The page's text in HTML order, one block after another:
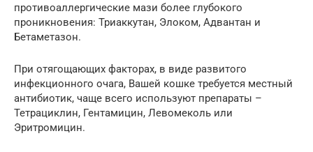
противоаллергические мази более глубокого
проникновения: Триаккутан, Элоком, Адвантан и
Бетаметазон.
При отягощающих факторах, в виде развитого
инфекционного очага, Вашей кошке требуется местный
антибиотик, чаще всего используют препараты –
Тетрациклин, Гентамицин, Левомеколь или
Эритромицин.